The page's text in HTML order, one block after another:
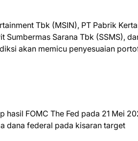
Tbk (MSIN), PT Pabrik
Sarana Tbk (SSMS),
akan memicu penyesuaian
FOMC The Fed pada 21 Mei
dana federal pada kisaran target